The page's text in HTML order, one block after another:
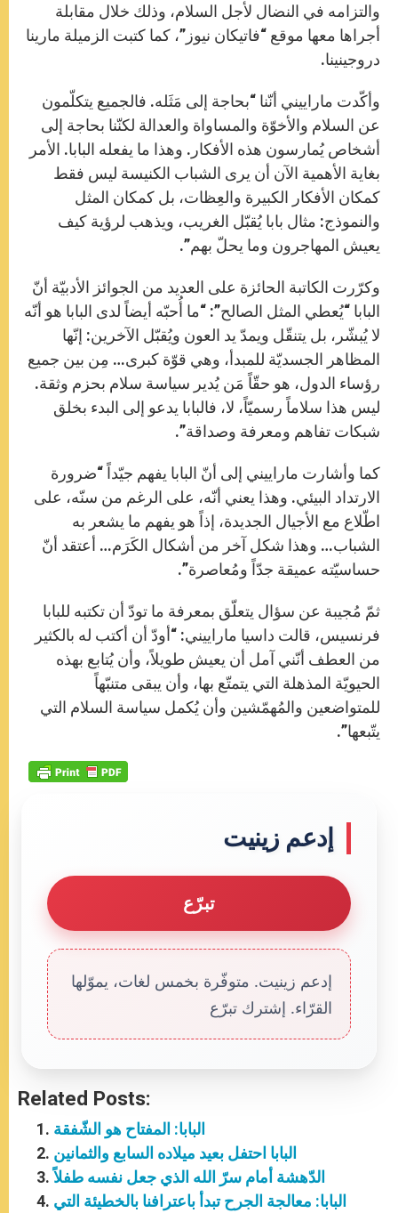
والتزامه في النضال لأجل السلام، وذلك خلال مقابلة
أجراها معها موقع “فاتيكان نيوز”، كما كتبت الزميلة مارينا
دروجينينا.
وأكّدت ماراييني أنّنا “بحاجة إلى مَثَله. فالجميع يتكلّمون
عن السلام والأخوّة والمساواة والعدالة لكنّنا بحاجة إلى
أشخاص يُمارسون هذه الأفكار. وهذا ما يفعله البابا. الأمر
بغاية الأهمية الآن أن يرى الشباب الكنيسة ليس فقط
كمكان الأفكار الكبيرة والعِظات، بل كمكان المثل
والنموذج: مثال بابا يُقبّل الغريب، ويذهب لرؤية كيف
يعيش المهاجرون وما يحلّ بهم”.
وكرّرت الكاتبة الحائزة على العديد من الجوائز الأدبيّة أنّ
البابا “يُعطي المثل الصالح”: “ما أُحبّه أيضاً لدى البابا هو أنّه
لا يُبشّر، بل يتنقّل ويمدّ يد العون ويُقبّل الآخرين: إنّها
المظاهر الجسديّة للمبدأ، وهي قوّة كبرى… مِن بين جميع
رؤساء الدول، هو حقّاً مَن يُدير سياسة سلام بحزم وثقة.
ليس هذا سلاماً رسميّاً، لا، فالبابا يدعو إلى البدء بخلق
شبكات تفاهم ومعرفة وصداقة”.
كما وأشارت ماراييني إلى أنّ البابا يفهم جيّداً “ضرورة
الارتداد البيئي. وهذا يعني أنّه، على الرغم من سنّه، على
اطّلاع مع الأجيال الجديدة، إذاً هو يفهم ما يشعر به
الشباب… وهذا شكل آخر من أشكال الكَرَم… أعتقد أنّ
حساسيّته عميقة جدّاً ومُعاصرة”.
ثمّ مُجيبة عن سؤال يتعلّق بمعرفة ما تودّ أن تكتبه للبابا
فرنسيس، قالت داسيا ماراييني: “أودّ أن أكتب له بالكثير
من العطف أنّني آمل أن يعيش طويلاً، وأن يُتابع بهذه
الحيويّة المذهلة التي يتمتّع بها، وأن يبقى متنبّهاً
للمتواضعين والمُهمّشين وأن يُكمل سياسة السلام التي
يتّبعها”.
إدعم زينيت
تبرّع
إدعم زينيت. متوفّرة بخمس لغات، يموّلها
القرّاء. إشترك تبرّع
Related Posts:
البابا: المفتاح هو الشّفقة
البابا احتفل بعيد ميلاده السابع والثمانين
الدّهشة أمام سرّ الله الذي جعل نفسه طفلاً
البابا: معالجة الجرح تبدأ باعترافنا بالخطيئة التي